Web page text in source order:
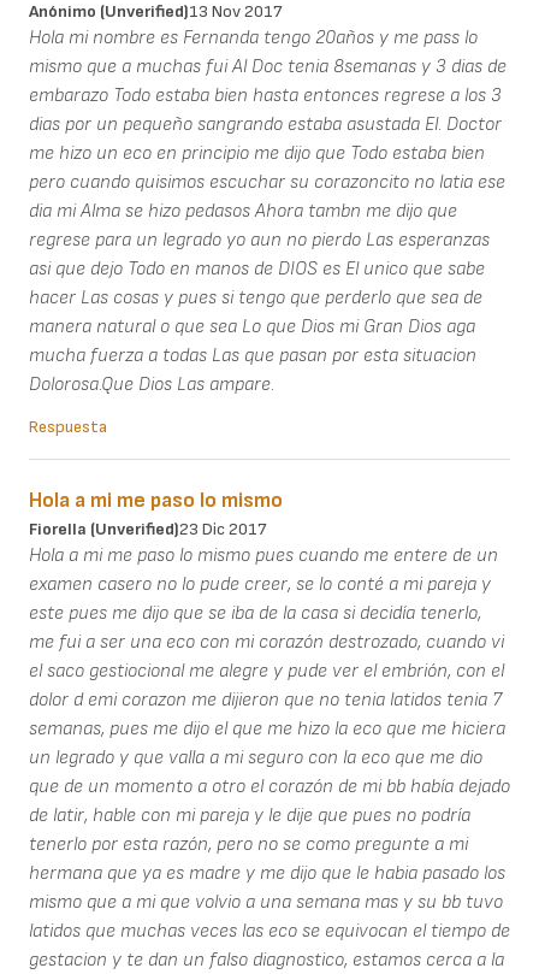
Anónimo (unverified)13 Nov 2017
Hola mi nombre es Fernanda tengo 20años y me pass lo
mismo que a muchas fui Al Doc tenia 8semanas y 3 dias de
embarazo Todo estaba bien hasta entonces regrese a los 3
dias por un pequeño sangrando estaba asustada El. Doctor
me hizo un eco en principio me dijo que Todo estaba bien
pero cuando quisimos escuchar su corazoncito no latia ese
dia mi Alma se hizo pedasos Ahora tambn me dijo que
regrese para un legrado yo aun no pierdo Las esperanzas
asi que dejo Todo en manos de DIOS es El unico que sabe
hacer Las cosas y pues si tengo que perderlo que sea de
manera natural o que sea Lo que Dios mi Gran Dios aga
mucha fuerza a todas Las que pasan por esta situacion
Dolorosa.Que Dios Las ampare.
Respuesta
Hola a mi me paso lo mismo
Fiorella (unverified)23 Dic 2017
Hola a mi me paso lo mismo pues cuando me entere de un
examen casero no lo pude creer, se lo conté a mi pareja y
este pues me dijo que se iba de la casa si decidía tenerlo,
me fui a ser una eco con mi corazón destrozado, cuando vi
el saco gestiocional me alegre y pude ver el embrión, con el
dolor d emi corazon me dijieron que no tenia latidos tenia 7
semanas, pues me dijo el que me hizo la eco que me hiciera
un legrado y que valla a mi seguro con la eco que me dio
que de un momento a otro el corazón de mi bb había dejado
de latir, hable con mi pareja y le dije que pues no podría
tenerlo por esta razón, pero no se como pregunte a mi
hermana que ya es madre y me dijo que le habia pasado los
mismo que a mi que volvio a una semana mas y su bb tuvo
latidos que muchas veces las eco se equivocan el tiempo de
gestacion y te dan un falso diagnostico, estamos cerca a la